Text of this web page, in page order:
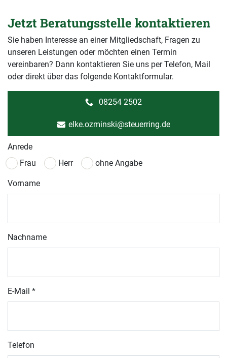
Jetzt Beratungsstelle kontaktieren
Sie haben Interesse an einer Mitgliedschaft, Fragen zu
unseren Leistungen oder möchten einen Termin
vereinbaren? Dann kontaktieren Sie uns per Telefon, Mail
oder direkt über das folgende Kontaktformular.
08254 2502
elke.ozminski@steuerring.de
Anrede
Frau
Herr ohne Angabe
Vorname
Nachname
E-Mail *
Telefon